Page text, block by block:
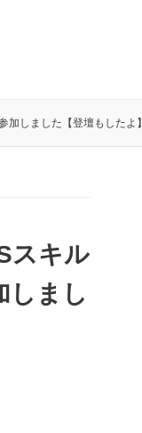
加しました【登壇もしたよ】
スキル
しまし